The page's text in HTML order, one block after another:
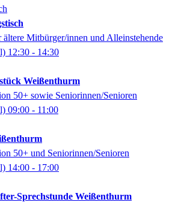
Mitbürger/innen und Alleinstehende
12:30 - 14:30
Weißenthurm
50+ sowie Seniorinnen/Senioren
09:00 - 11:00
50+ und Seniorinnen/Senioren
14:00 - 17:00
Sprechstunde Weißenthurm